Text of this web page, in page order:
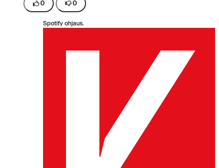
0 0
Spotify ohjaus.